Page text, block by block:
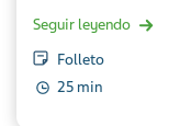
Seguir leyendo
Folleto
25 min